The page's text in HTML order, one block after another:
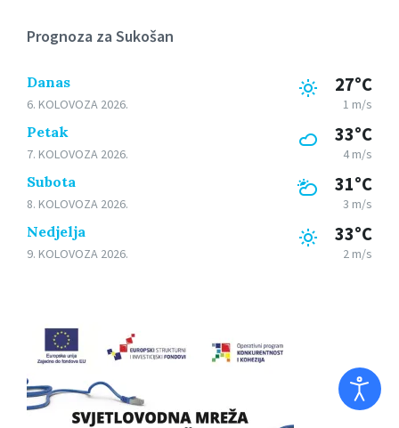
Prognoza za Sukošan
Danas
6. KOLOVOZA 2026.
27°C
1 m/s
Petak
7. KOLOVOZA 2026.
33°C
4 m/s
Subota
8. KOLOVOZA 2026.
31°C
3 m/s
Nedjelja
9. KOLOVOZA 2026.
33°C
2 m/s